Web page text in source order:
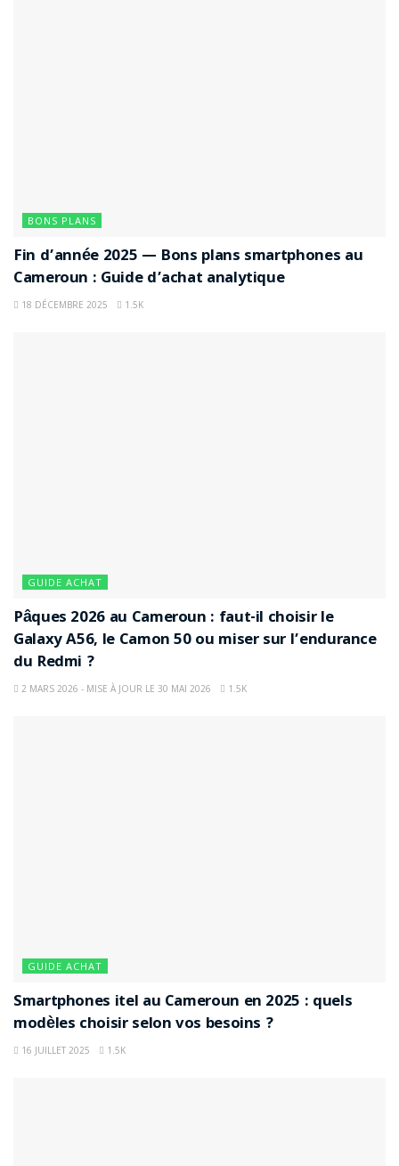
BONS PLANS
Fin d’année 2025 — Bons plans smartphones au
Cameroun : Guide d’achat analytique
18 DÉCEMBRE 2025 1.5K
GUIDE ACHAT
Pâques 2026 au Cameroun : faut-il choisir le
Galaxy A56, le Camon 50 ou miser sur l’endurance
du Redmi ?
2 MARS 2026 - MISE À JOUR LE 30 MAI 2026 1.5K
GUIDE ACHAT
Smartphones itel au Cameroun en 2025 : quels
modèles choisir selon vos besoins ?
16 JUILLET 2025 1.5K